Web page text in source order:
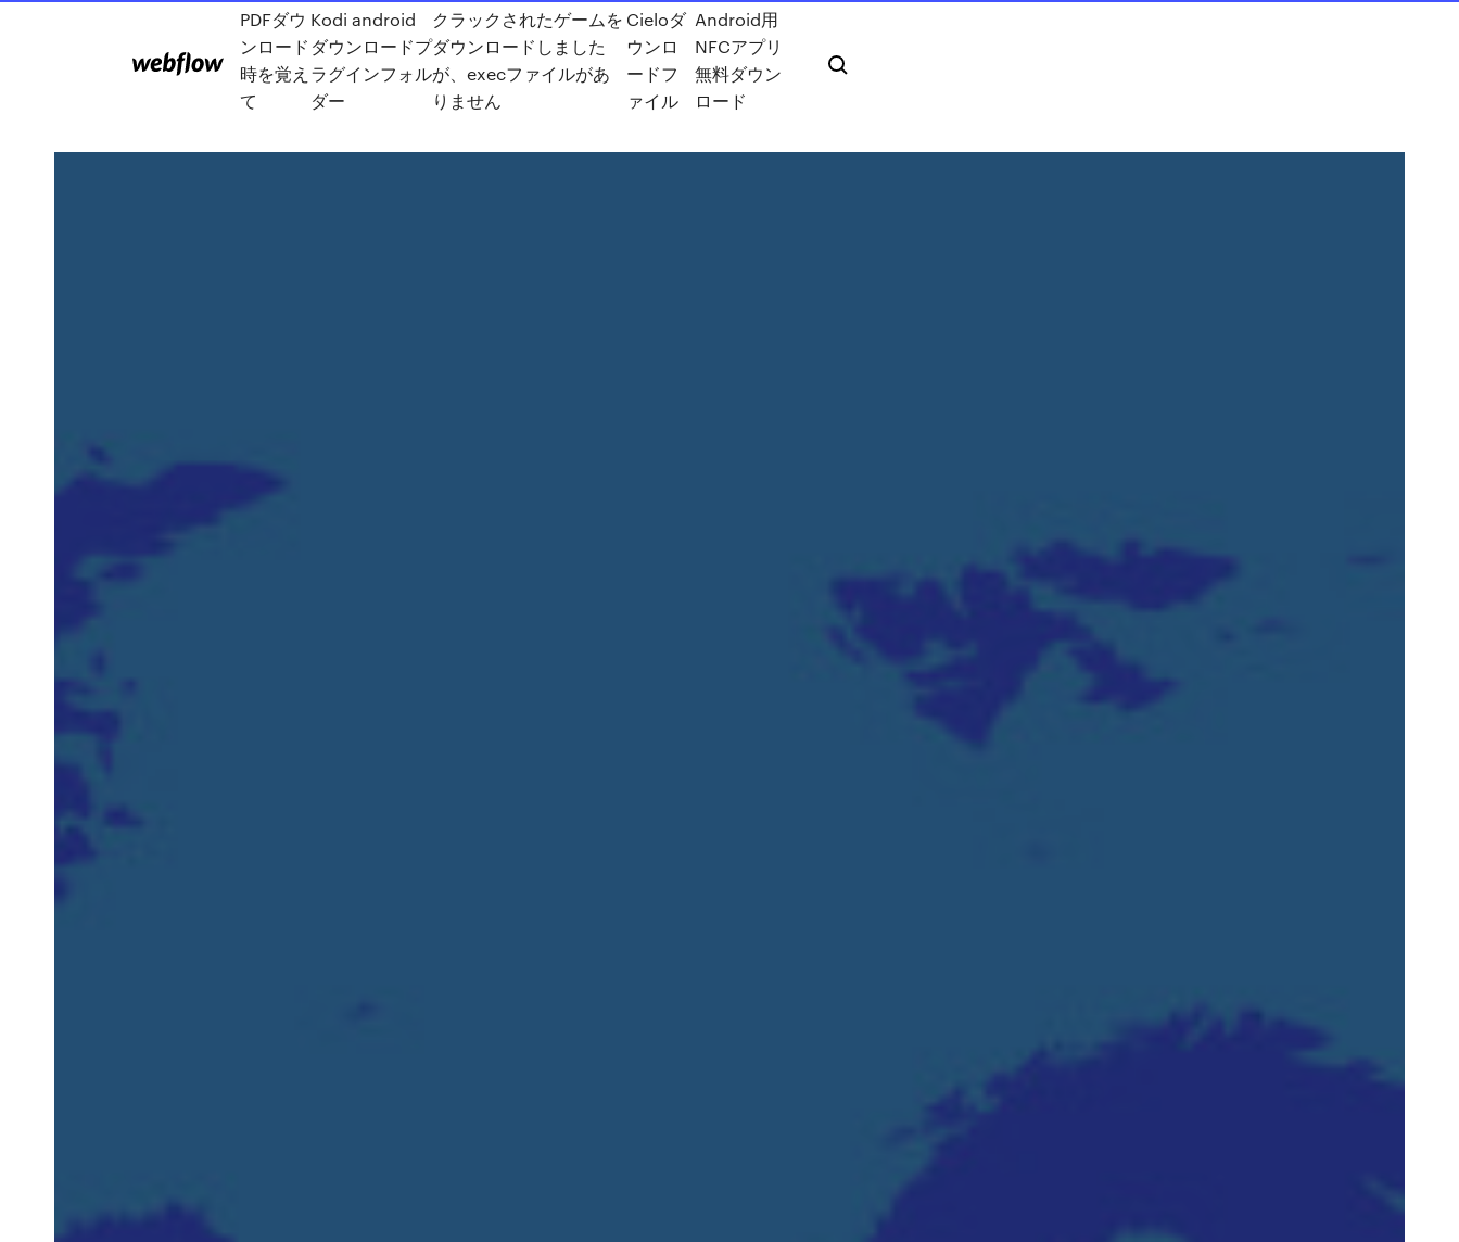
PDFダウ
ンロード
時を覚え
て
Kodi android
ダウンロードプ
ラグインフォル
ダー
クラックされたゲームを
ダウンロードしました
が、execファイルがあ
りません
Cieloダ
ウンロ
ードフ
ァイル
Android用
NFCアプリ
無料ダウン
ロード